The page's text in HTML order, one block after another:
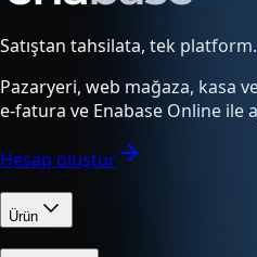
Satıştan tahsilata, tek platform.
Pazaryeri, web mağaza, kasa
e-fatura ve Enabase Online ile
Hesap oluştur
Ürün